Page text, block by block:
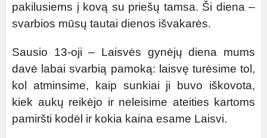
pakilusiems į kovą su priešų tamsa. Ši diena –
svarbios mūsų tautai dienos išvakarės.
Sausio 13-oji – Laisvės gynėjų diena mums
davė labai svarbią pamoką: laisvę turėsime tol,
kol atminsime, kaip sunkiai ji buvo iškovota,
kiek aukų reikėjo ir neleisime ateities kartoms
pamiršti kodėl ir kokia kaina esame Laisvi.